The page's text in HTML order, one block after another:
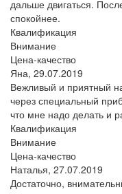
дальше двигаться.
спокойнее.
Квалификация
Внимание
Цена-качество
Яна, 29.07.2019
Вежливый и приятный
через специальный
что мне надо делать и
Квалификация
Внимание
Цена-качество
Наталья, 27.07.2019
Достаточно,